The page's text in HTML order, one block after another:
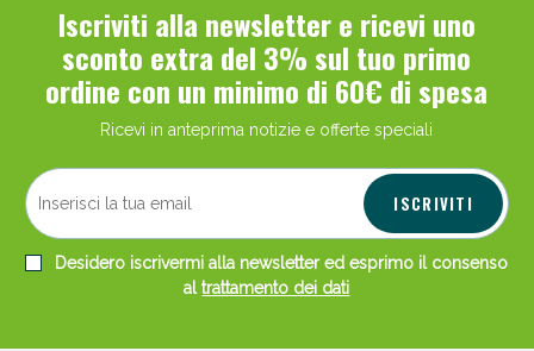
Iscriviti alla newsletter e ricevi uno
sconto extra del 3% sul tuo primo
ordine con un minimo di 60€ di spesa
Ricevi in anteprima notizie e offerte speciali
ISCRIVITI
Desidero iscrivermi alla newsletter ed esprimo il consenso
altrattamento dei dati